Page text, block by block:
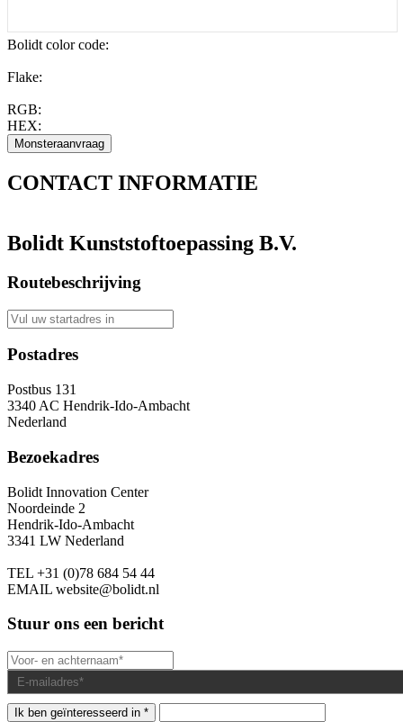
Bolidt color code:
Flake:
RGB:
HEX:
CONTACT INFORMATIE
Bolidt Kunststoftoepassing B.V.
Routebeschrijving
Postadres
Postbus 131
3340 AC Hendrik-Ido-Ambacht
Nederland
Bezoekadres
Bolidt Innovation Center
Noordeinde 2
Hendrik-Ido-Ambacht
3341 LW Nederland
TEL +31 (0)78 684 54 44
EMAIL website@bolidt.nl
Stuur ons een bericht
Ik ben geïnteresseerd in *